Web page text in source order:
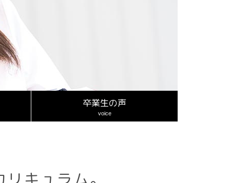
卒業生の声
voice
キュラム。